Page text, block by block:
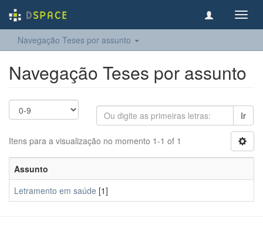
Navegação Teses por assunto
Navegação Teses por assunto
Ir
Itens para a visualização no momento 1-1 of 1
Assunto
Letramento em saúde [1]